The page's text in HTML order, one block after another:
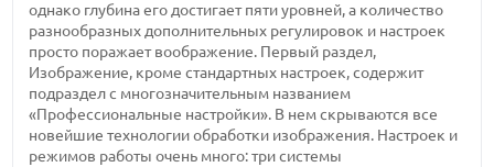
однако глубина его достигает пяти уровней, а количество
разнообразных дополнительных регулировок и настроек
просто поражает воображение. Первый раздел,
Изображение, кроме стандартных настроек, содержит
подраздел с многозначительным названием
«Профессиональные настройки». В нем скрываются все
новейшие технологии обработки изображения. Настроек и
режимов работы очень много: три системы